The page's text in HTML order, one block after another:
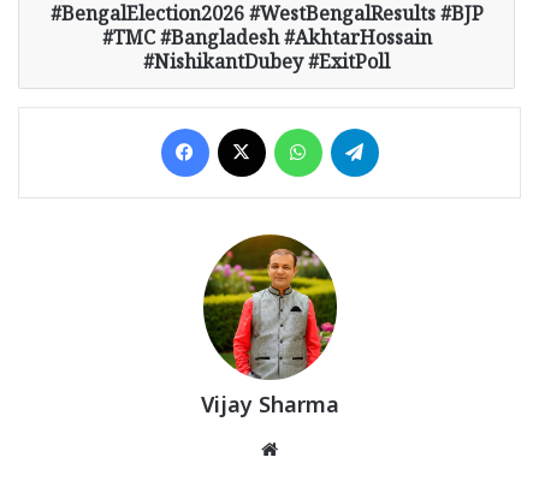
BengalElection2026 #WestBengalResults #BJP
#TMC #Bangladesh #AkhtarHossain
#NishikantDubey #ExitPoll
Facebook WhatsApp
Vijay Sharma